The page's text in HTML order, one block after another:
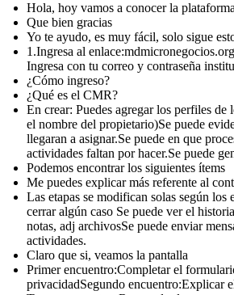
Hola, hoy vamos a conocer la
Que bien gracias
Yo te ayudo, es muy fácil, solo sigue
1.Ingresa al
Ingresa con tu correo y contraseña
¿Cómo ingreso?
¿Qué es el CMR?
En crear: Puedes agregar los perfiles
el nombre del propietario)Se puede
llegaran a asignar.Se puede en que
actividades faltan por hacer.Se puede
Podemos encontrar los siguientes ítems
Me puedes explicar más referente al
Las etapas se modifican solas según los
cerrar algún caso Se puede ver el
notas, adj archivosSe puede enviar
actividades.
Claro que si, veamos la pantalla
Primer encuentro:Completar el
privacidadSegundo encuentro:Explicar